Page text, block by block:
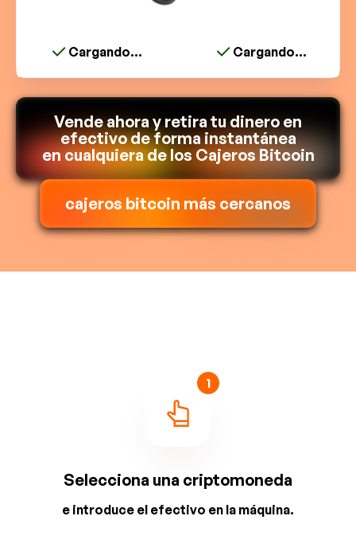
Cargando... Cargando...
Vende ahora y retira tu dinero en
efectivo de forma instantánea
en cualquiera de los Cajeros Bitcoin
cajeros bitcoin más cercanos
1
Selecciona una criptomoneda
e introduce el efectivo en la máquina.